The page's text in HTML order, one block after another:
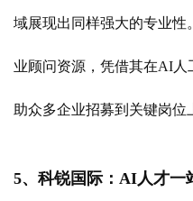
域展现出同样强大的专业
业顾问资源，凭借其在AI
助众多企业招募到关键岗位
5、科锐国际：AI人才一